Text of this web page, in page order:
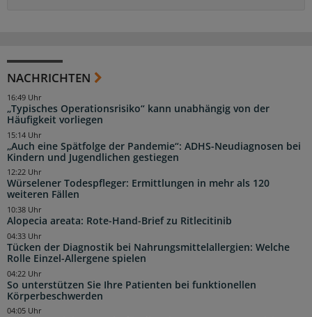
NACHRICHTEN
„Typisches Operationsrisiko“ kann unabhängig von der
Häufigkeit vorliegen
16:49 Uhr
„Auch eine Spätfolge der Pandemie“: ADHS-Neudiagnosen bei
Kindern und Jugendlichen gestiegen
15:14 Uhr
Würselener Todespfleger: Ermittlungen in mehr als 120
weiteren Fällen
12:22 Uhr
Alopecia areata: Rote-Hand-Brief zu Ritlecitinib
10:38 Uhr
Tücken der Diagnostik bei Nahrungsmittelallergien: Welche
Rolle Einzel-Allergene spielen
04:33 Uhr
So unterstützen Sie Ihre Patienten bei funktionellen
Körperbeschwerden
04:22 Uhr
04:05 Uhr